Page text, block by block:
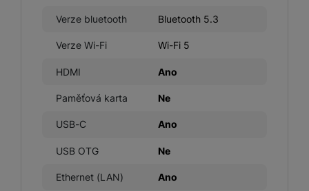
abychom vám mohli zobrazit vhodné obsahy nebo reklamy jak
Verze bluetooth Bluetooth 5.3
Verze Wi-Fi Wi-Fi 5
HDMI Ano
Paměťová karta Ne
USB-C Ano
USB OTG Ne
Ethernet (LAN) Ano